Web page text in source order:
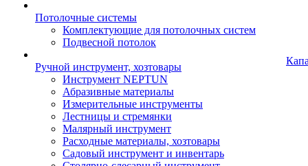
Потолочные системы
Комплектующие для потолочных систем
Подвесной потолок
Ручной инструмент, хозтовары
Инструмент NEPTUN
Абразивные материалы
Измерительные инструменты
Лестницы и стремянки
Малярный инструмент
Расходные материалы, хозтовары
Садовый инструмент и инвентарь